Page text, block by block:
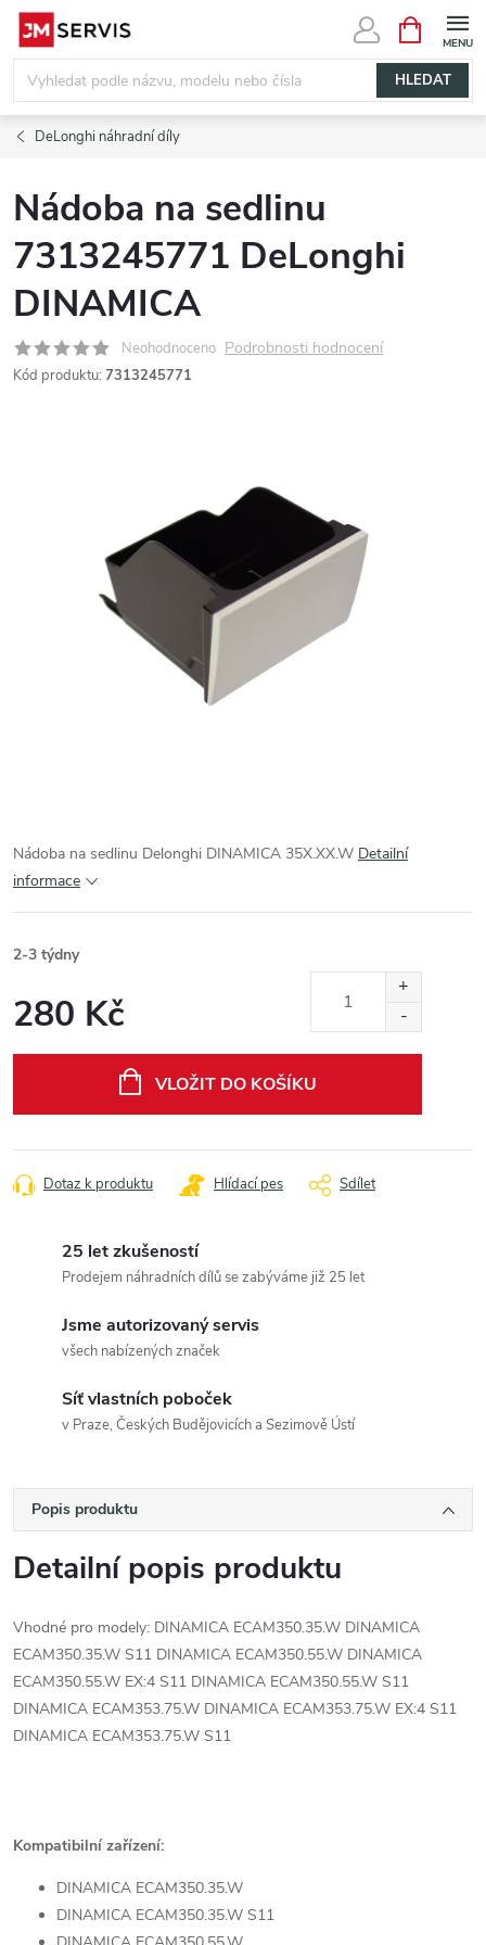
Přejít
obsah
HLEDAT
NÁKUPNÍ
KOŠÍK
DeLonghi náhradní díly
Nádoba na sedlinu
7313245771 DeLonghi
DINAMICA
Neohodnoceno Podrobnosti hodnocení
Kód produktu: 7313245771
Nádoba na sedlinu Delonghi DINAMICA 35X.XX.W Detailní
informace
2-3 týdny
280 Kč
VLOŽIT DO KOŠÍKU
Dotaz k produktu Hlídací pes Sdílet
25 let zkušeností
Prodejem náhradních dílů se zabýváme již 25 let
Jsme autorizovaný servis
všech nabízených značek
Síť vlastních poboček
v Praze, Českých Budějovicích a Sezimově Ústí
Popis produktu
Detailní popis produktu
Vhodné pro modely: DINAMICA ECAM350.35.W DINAMICA
ECAM350.35.W S11 DINAMICA ECAM350.55.W DINAMICA
ECAM350.55.W EX:4 S11 DINAMICA ECAM350.55.W S11
DINAMICA ECAM353.75.W DINAMICA ECAM353.75.W EX:4 S11
DINAMICA ECAM353.75.W S11
Kompatibilní zařízení:
DINAMICA ECAM350.35.W
DINAMICA ECAM350.35.W S11